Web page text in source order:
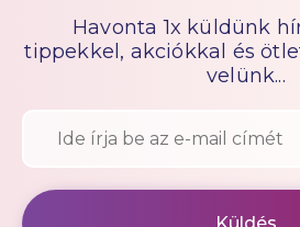
Havonta 1x küldünk
tippekkel, akciókkal és
velünk...